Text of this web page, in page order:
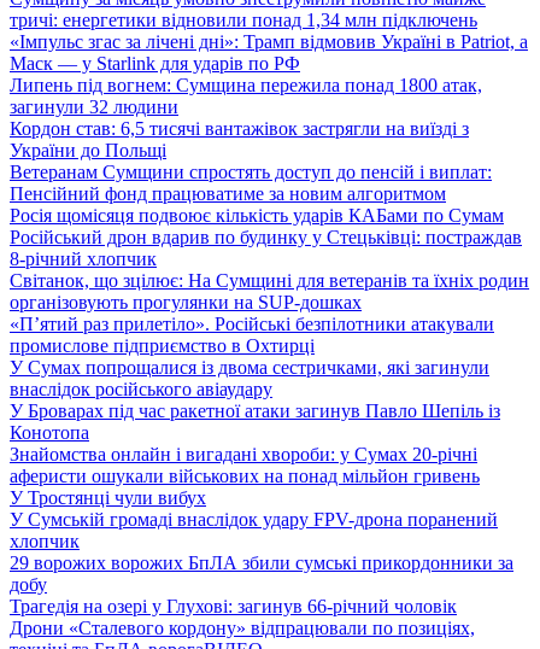
тричі: енергетики відновили понад 1,34 млн підключень
«Імпульс згас за лічені дні»: Трамп відмовив Україні в Patriot, а
Маск — у Starlink для ударів по РФ
Липень під вогнем: Сумщина пережила понад 1800 атак,
загинули 32 людини
Кордон став: 6,5 тисячі вантажівок застрягли на виїзді з
України до Польщі
Ветеранам Сумщини спростять доступ до пенсій і виплат:
Пенсійний фонд працюватиме за новим алгоритмом
Росія щомісяця подвоює кількість ударів КАБами по Сумам
Російський дрон вдарив по будинку у Стецьківці: постраждав
8-річний хлопчик
Світанок, що зцілює: На Сумщині для ветеранів та їхніх родин
організовують прогулянки на SUP-дошках
«П’ятий раз прилетіло». Російські безпілотники атакували
промислове підприємство в Охтирці
У Сумах попрощалися із двома сестричками, які загинули
внаслідок російського авіаудару
У Броварах під час ракетної атаки загинув Павло Шепіль із
Конотопа
Знайомства онлайн і вигадані хвороби: у Сумах 20-річні
аферисти ошукали військових на понад мільйон гривень
У Тростянці чули вибух
У Сумській громаді внаслідок удару FPV-дрона поранений
хлопчик
29 ворожих ворожих БпЛА збили сумські прикордонники за
добу
Трагедія на озері у Глухові: загинув 66-річний чоловік
Дрони «Сталевого кордону» відпрацювали по позиціях,